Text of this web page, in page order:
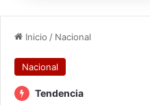
Inicio / Nacional
Nacional
Tendencia